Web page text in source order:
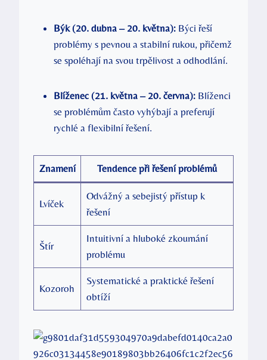
Býk (20. dubna – 20. května): Býci řeší
problémy s pevnou a stabilní rukou, přičemž
se spoléhají na svou trpělivost a odhodlání.
Blíženec (21. května – 20. června): Blíženci
se problémům často vyhýbají a preferují
rychlé a flexibilní řešení.
Znamení Tendence při řešení problémů
Lvíček
Odvážný a sebejistý přístup k
řešení
Štír
Intuitivní a hluboké zkoumání
problému
Kozoroh
Systematické a praktické řešení
obtíží